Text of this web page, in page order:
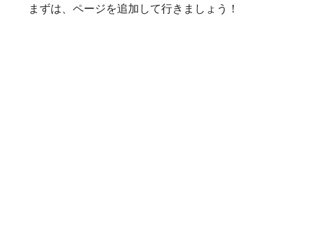
まずは、ページを追加して行きましょう！